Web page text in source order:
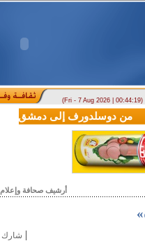
(Fri - 7 Aug 2026 | 00:44:19)
أرشيف صحافة وإعلام
شارك |